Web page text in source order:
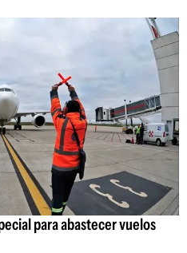
para abastecer vuelos